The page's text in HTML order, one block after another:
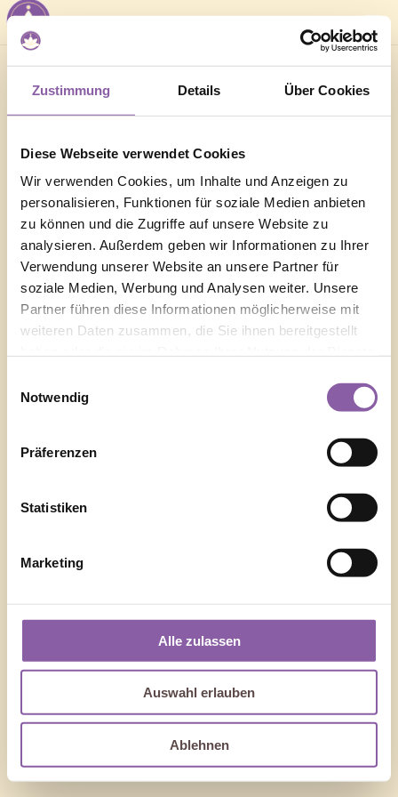
Zustimmung Details Über Cookies
Diese Webseite verwendet Cookies
Wir verwenden Cookies, um Inhalte und Anzeigen zu
personalisieren, Funktionen für soziale Medien anbieten
zu können und die Zugriffe auf unsere Website zu
analysieren. Außerdem geben wir Informationen zu Ihrer
Verwendung unserer Website an unsere Partner für
soziale Medien, Werbung und Analysen weiter. Unsere
Partner führen diese Informationen möglicherweise mit
weiteren Daten zusammen, die Sie ihnen bereitgestellt
Notwendig
Präferenzen
Statistiken
Marketing
Alle zulassen
Auswahl erlauben
Ablehnen
Einloggen
Benutzername
Passwort
Einloggen